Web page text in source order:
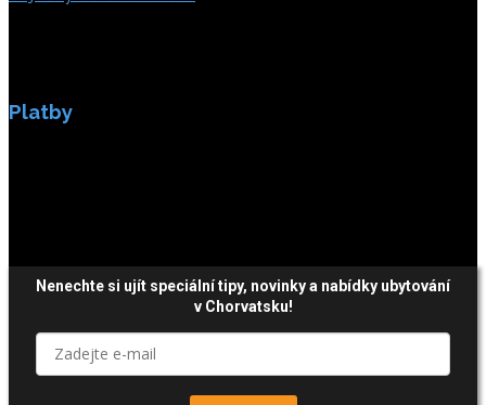
Platby
Nenechte si ujít speciální tipy, novinky a nabídky ubytování
v Chorvatsku!